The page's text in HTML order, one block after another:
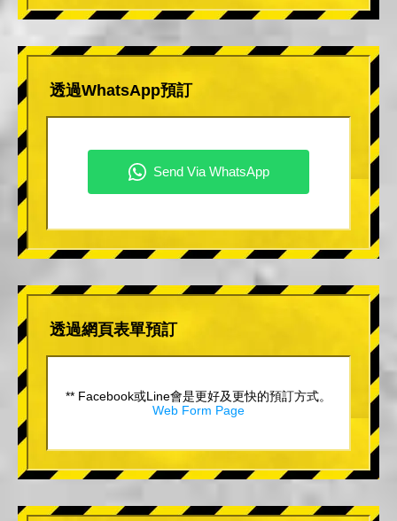
透過WhatsApp預訂
透過網頁表單預訂
** Facebook或Line會是更好及更快的預訂方式。
Web Form Page